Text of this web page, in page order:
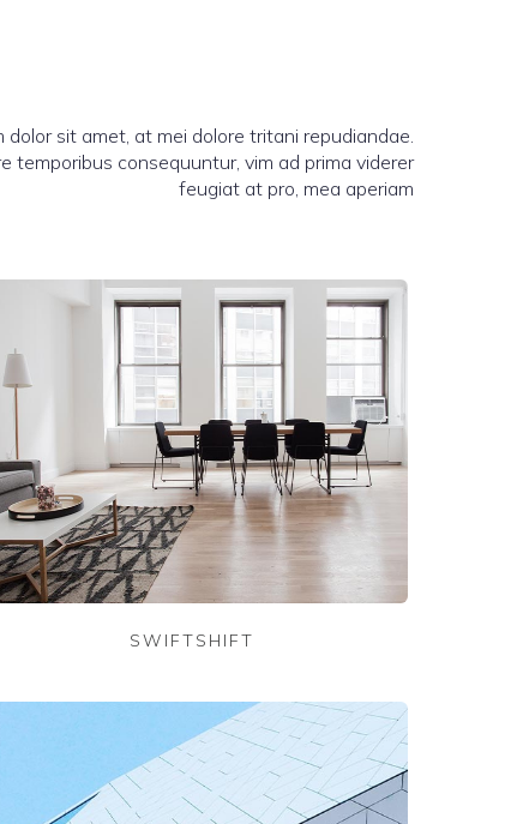
dolor sit amet, at mei dolore tritani repudiandae.
temporibus consequuntur, vim ad prima viderer
feugiat at pro, mea aperiam
SWIFTSHIFT